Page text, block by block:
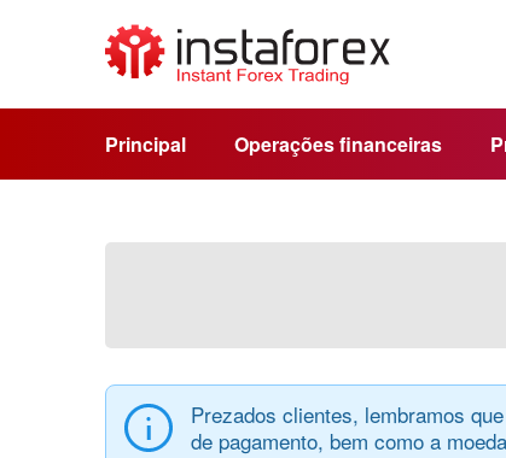
Principal Operações financeiras
Prezados clientes, lembramos
de pagamento, bem como a